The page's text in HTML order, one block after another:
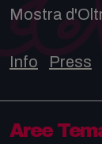
Mostra
Info Press
Aree